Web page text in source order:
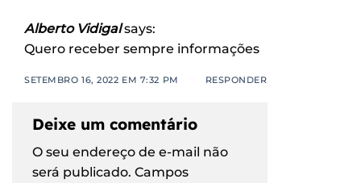
Alberto Vidigal says:
Quero receber sempre informações
SETEMBRO 16, 2022 EM 7:32 PM RESPONDER
Deixe um comentário
O seu endereço de e-mail não
será publicado. Campos